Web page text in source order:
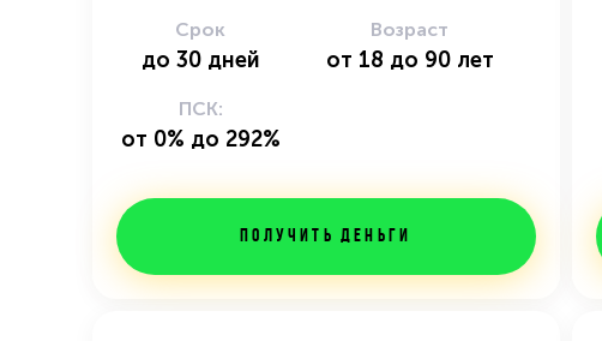
Срок
до 30 дней
Возраст
от 18 до 90 лет
ПСК:
от 0% до 292%
Получить деньги